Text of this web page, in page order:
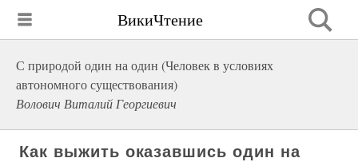
ВикиЧтение
С природой один на один (Человек в условиях
автономного существования)
Волович Виталий Георгиевич
Как выжить оказавшись один на